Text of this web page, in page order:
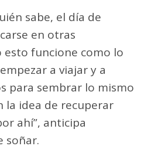
sabe, el día de
en otras
esto funcione como lo
a viajar y a
para sembrar lo mismo
la idea de recuperar
ahí”, anticipa
soñar.